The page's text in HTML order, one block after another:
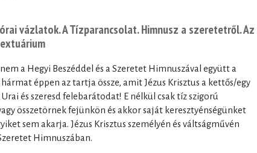
vázlatok. A Tízparancsolat. Himnusz a szeretetről. Az
a Hegyi Beszéddel és a Szeretet Himnuszával együtt a
éppen az tartja össze, amit Jézus Krisztus a kettős/egy
és szeresd felebarátodat! E nélkül csak tíz szigorú
összetörnek fejünkön és akkor saját keresztyénségünket
sem akarja. Jézus Krisztus személyén és váltságművén
Himnuszában.